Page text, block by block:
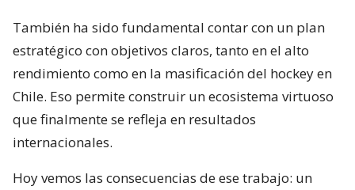
También ha sido fundamental contar con un plan
estratégico con objetivos claros, tanto en el alto
rendimiento como en la masificación del hockey en
Chile. Eso permite construir un ecosistema virtuoso
que finalmente se refleja en resultados
internacionales.
Hoy vemos las consecuencias de ese trabajo: un